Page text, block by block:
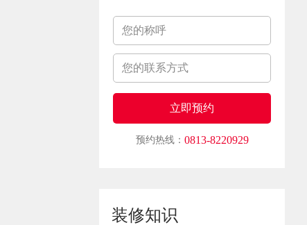
预约热线： 0813-8220929
装修知识